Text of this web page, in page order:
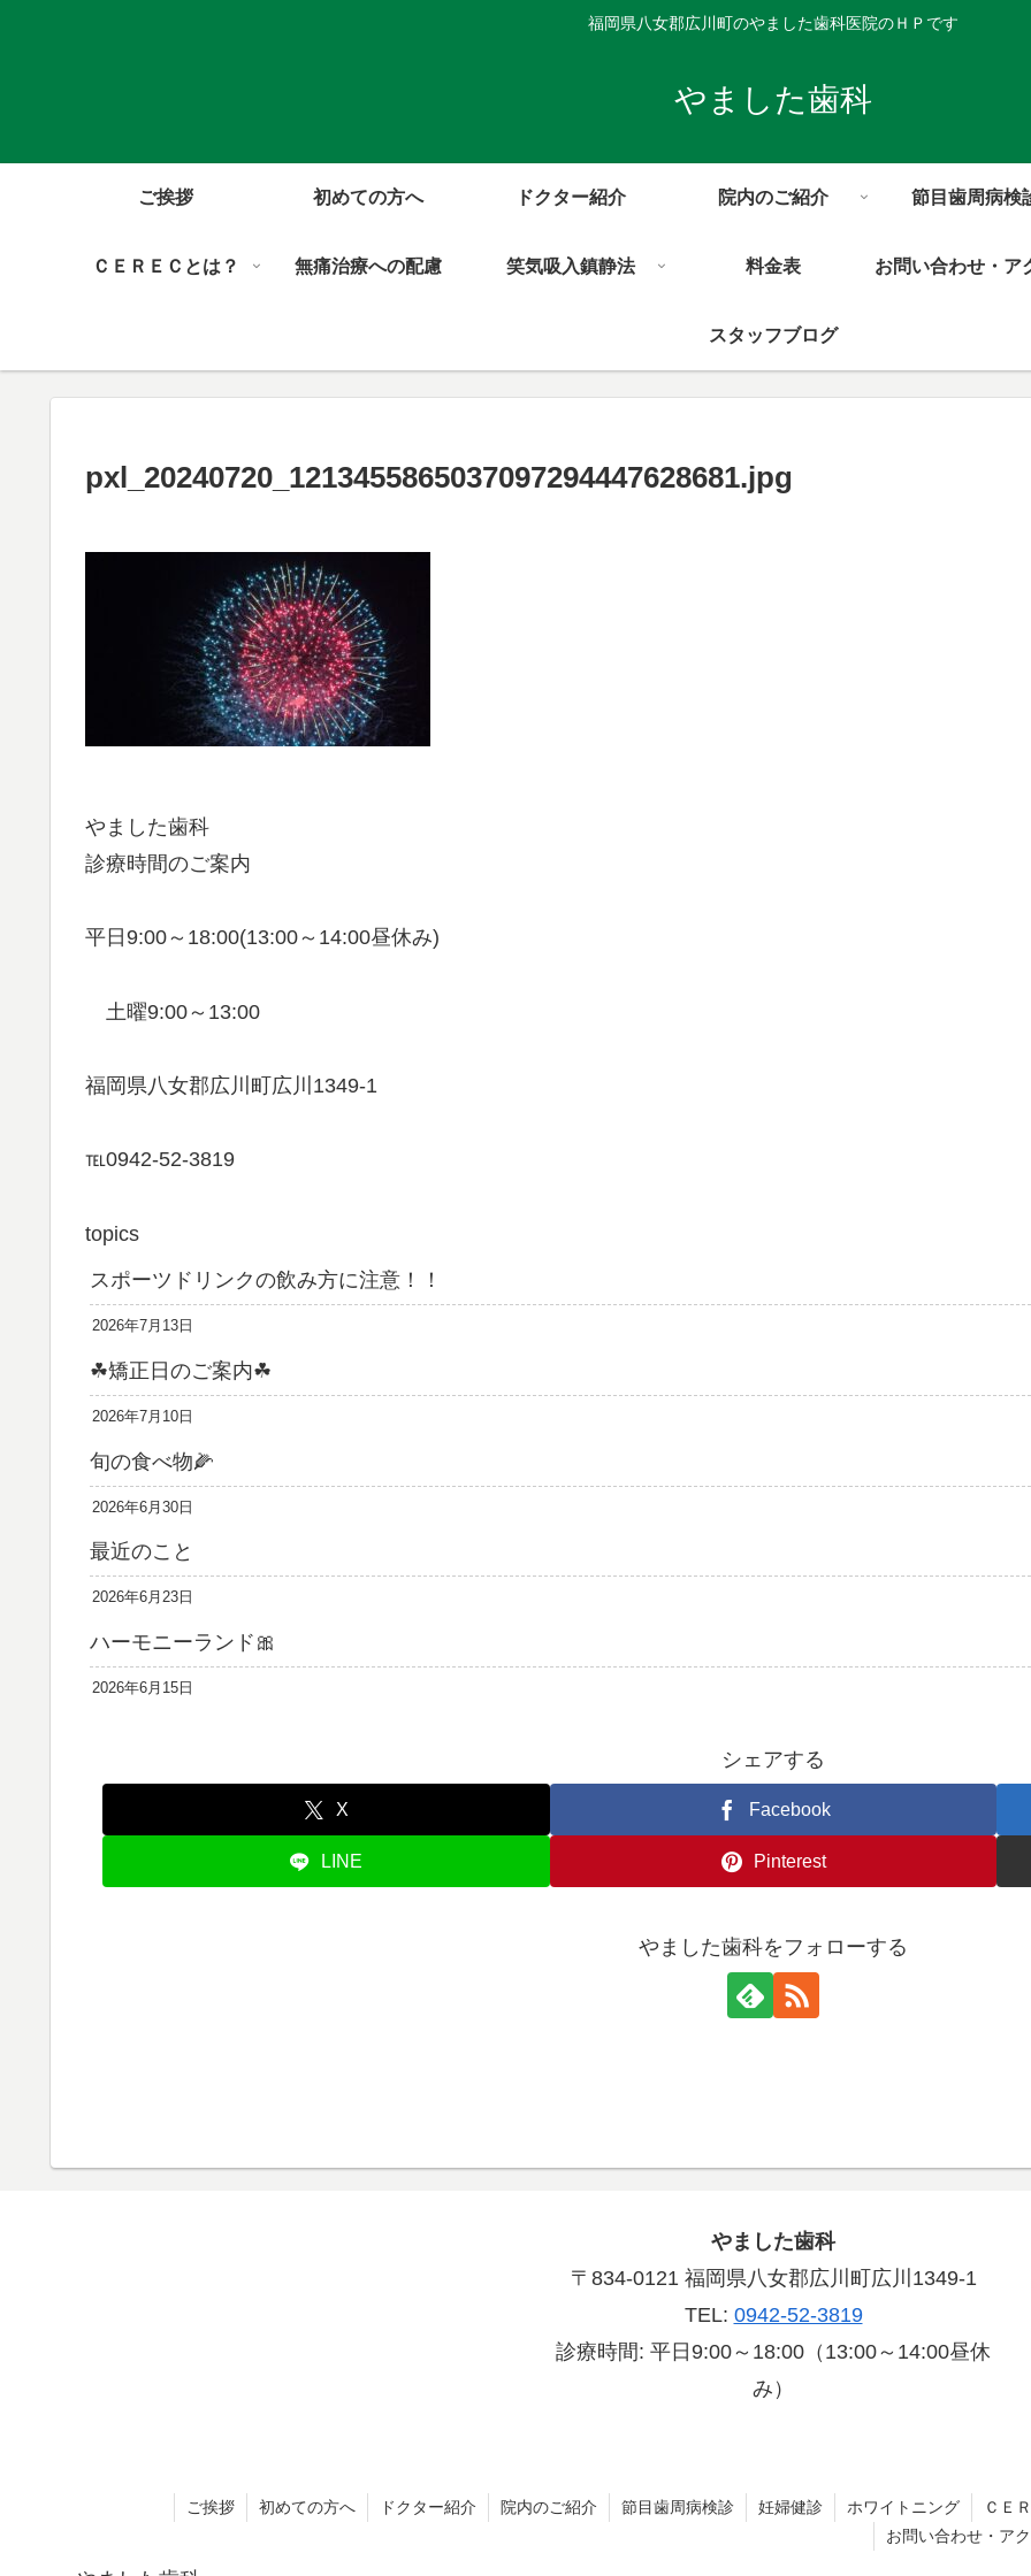
福岡県八女郡広川町のやました歯科医院のＨＰです
やました歯科
ご挨拶 初めての方へ ドクター紹介 院内のご紹介 節目歯周病検
ＣＥＲＥＣとは？ 無痛治療への配慮 笑気吸入鎮静法 料金表 お問い合わせ・ア
スタッフブログ
pxl_20240720_1213455865037097294447628681.jpg
やました歯科
診療時間のご案内
平日9:00～18:00(13:00～14:00昼休み)
土曜9:00～13:00
福岡県八女郡広川町広川1349-1
℡0942-52-3819
topics
スポーツドリンクの飲み方に注意！！
2026年7月13日
☘矯正日のご案内☘
2026年7月10日
旬の食べ物🌽
2026年6月30日
最近のこと
2026年6月23日
ハーモニーランド🎀
2026年6月15日
シェアする
X Facebook
LINE Pinterest
やました歯科をフォローする
やました歯科
〒834-0121 福岡県八女郡広川町広川1349-1
TEL: 0942-52-3819
診療時間: 平日9:00～18:00（13:00～14:00昼休
み）
ご挨拶 初めての方へ ドクター紹介 院内のご紹介 節目歯周病検診 妊婦健診 ホワイトニング ＣＥ
お問い合わせ・ア